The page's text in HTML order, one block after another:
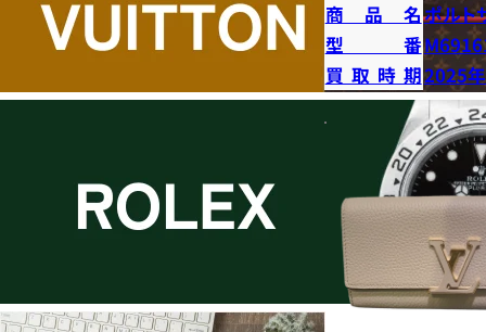
商品名ポルト
型番
買取時期2025